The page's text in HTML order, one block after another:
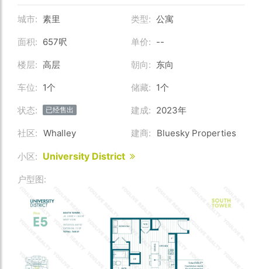
城市: 素里 类型: 公寓
面积: 657呎 单价: --
楼层: 高层 朝向: 东向
车位: 1个 储藏: 1个
状态: 已经售出 建成: 2023年
社区: Whalley 建商: Bluesky Properties
小区: University District
户型图: